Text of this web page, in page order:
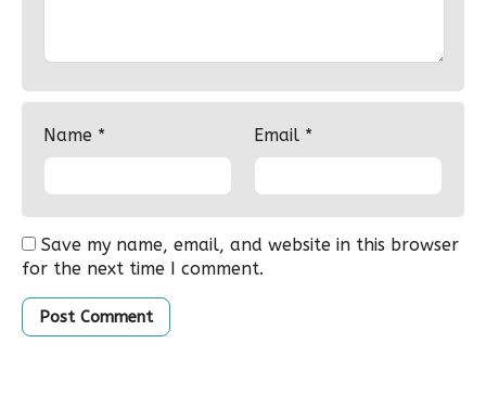
Name * Email *
Save my name, email, and website in this browser
for the next time I comment.